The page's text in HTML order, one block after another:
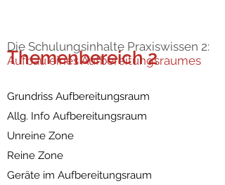
Themenbereich 2
Die Schulungsinhalte Praxiswissen 2:
Aufbau eines Aufbereitungsraumes
Grundriss Aufbereitungsraum
Allg. Info Aufbereitungsraum
Unreine Zone
Reine Zone
Geräte im Aufbereitungsraum